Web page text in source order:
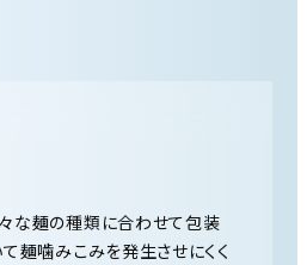
な麺の種類に合わせて包装
麺噛みこみを発生させにくく